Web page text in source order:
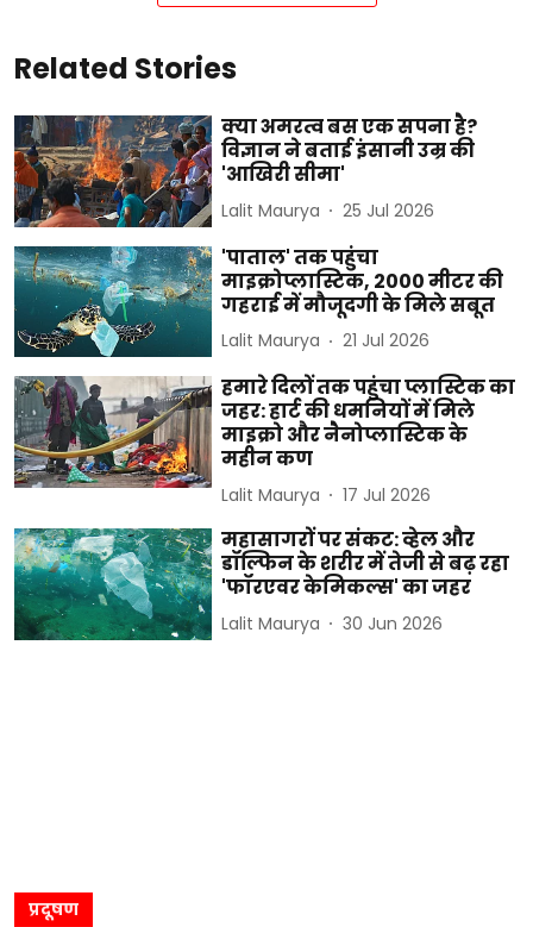
Related Stories
क्या अमरत्व बस एक सपना है?
विज्ञान ने बताई इंसानी उम्र की
'आखिरी सीमा'
Lalit Maurya 25 Jul 2026
'पाताल' तक पहुंचा
माइक्रोप्लास्टिक, 2000 मीटर की
गहराई में मौजूदगी के मिले सबूत
Lalit Maurya 21 Jul 2026
हमारे दिलों तक पहुंचा प्लास्टिक का
जहर: हार्ट की धमनियों में मिले
माइक्रो और नैनोप्लास्टिक के
महीन कण
Lalit Maurya 17 Jul 2026
महासागरों पर संकट: व्हेल और
डॉल्फिन के शरीर में तेजी से बढ़ रहा
'फॉरएवर केमिकल्स' का जहर
Lalit Maurya 30 Jun 2026
प्रदूषण